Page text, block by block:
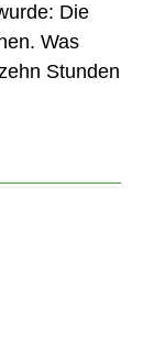
Die
Was
Stunden